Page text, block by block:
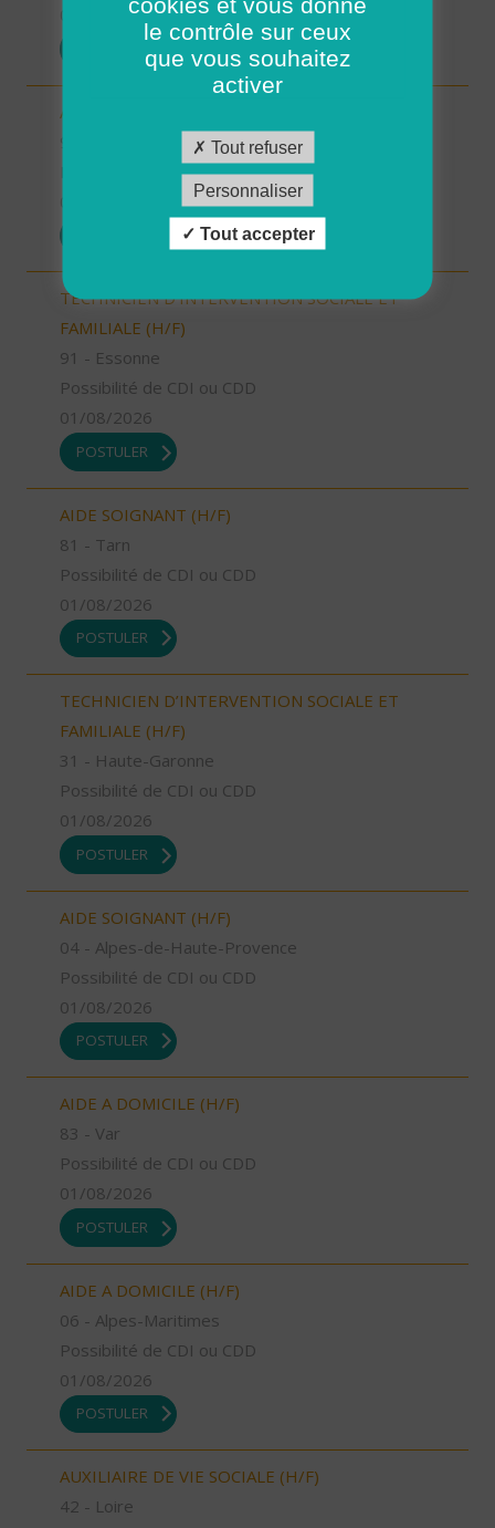
01/08/2026
AUXILIAIRE DE VIE SOCIALE (H/F)
92 - Hauts-de-Seine
Possibilité de CDI ou CDD
TECHNICIEN D’INTERVENTION SOCIALE ET
FAMILIALE (H/F)
91 - Essonne
Possibilité de CDI ou CDD
01/08/2026
POSTULER
AIDE SOIGNANT (H/F)
81 - Tarn
Possibilité de CDI ou CDD
01/08/2026
POSTULER
TECHNICIEN D’INTERVENTION SOCIALE ET
FAMILIALE (H/F)
31 - Haute-Garonne
Possibilité de CDI ou CDD
01/08/2026
POSTULER
AIDE SOIGNANT (H/F)
04 - Alpes-de-Haute-Provence
Possibilité de CDI ou CDD
01/08/2026
POSTULER
AIDE A DOMICILE (H/F)
83 - Var
Possibilité de CDI ou CDD
01/08/2026
POSTULER
AIDE A DOMICILE (H/F)
06 - Alpes-Maritimes
Possibilité de CDI ou CDD
01/08/2026
POSTULER
AUXILIAIRE DE VIE SOCIALE (H/F)
42 - Loire
le contrôle sur ceux
que vous souhaitez
activer
Tout refuser
Personnaliser
Tout accepter